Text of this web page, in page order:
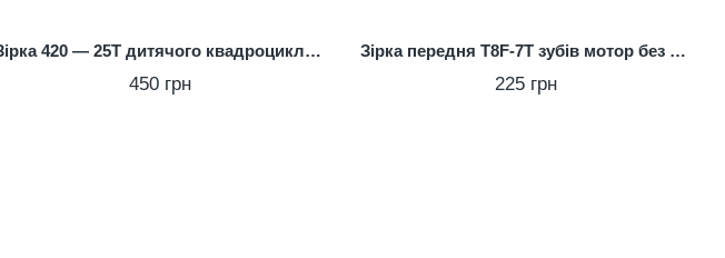
Зірка 420 — 25T дитячого квадроцикла 1000D
450 грн
Зірка передня T8F-7T зубів мотор без редуктора Minimoto MiniATV 49сс
225 грн